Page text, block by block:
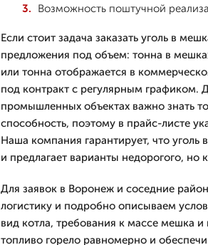
Возможность поштучной
Если стоит задача заказать уголь в
предложения под объем: тонна в
или тонна отображается в
под контракт с регулярным графиком.
промышленных объектах важно знать
способность, поэтому в прайс-листе
Наша компания гарантирует, что уголь
и предлагает варианты недорогого, но
Для заявок в Воронеж и соседние
логистику и подробно описываем
вид котла, требования к массе мешка
топливо горело равномерно и